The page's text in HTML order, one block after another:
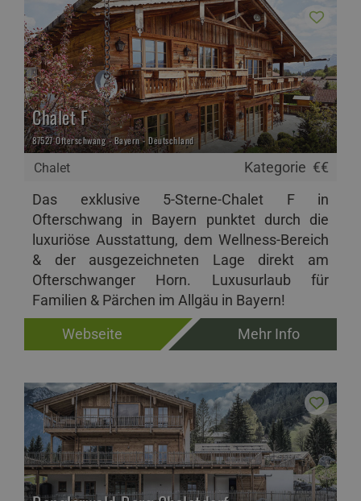
Chalet
Chalet F
87527 Ofterschwang - Bayern - Deutschland
Kategorie €€
Das exklusive 5-Sterne-Chalet F in
Ofterschwang in Bayern punktet durch die
luxuriöse Ausstattung, dem Wellness-Bereich
& der ausgezeichneten Lage direkt am
Ofterschwanger Horn. Luxusurlaub für
Familien & Pärchen im Allgäu in Bayern!
Webseite
Mehr Info